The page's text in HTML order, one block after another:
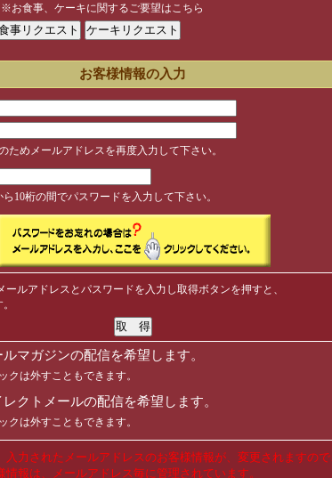
※お食事、ケーキに関するご要望はこちら
お客様情報の入力
ためメールアドレスを再度入力して下さい。
10桁の間でパスワードを入力して下さい。
ルアドレスとパスワードを入力し取得ボタンを押すと、
マガジンの配信を希望します。
クは外すこともできます。
クトメールの配信を希望します。
クは外すこともできます。
力されたメールアドレスのお客様情報が、変更されますので
は、メールアドレス毎に管理されています。